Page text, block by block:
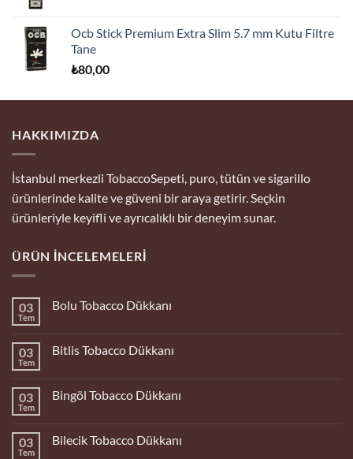
Ocb Stick Premium Extra Slim 5.7 mm Kutu Filtre
Tane
₺80,00
HAKKIMIZDA
İstanbul merkezli TobaccoSepeti, puro, tütün ve sigarillo
ürünlerinde kalite ve güveni bir araya getirir. Seçkin
ürünleriyle keyifli ve ayrıcalıklı bir deneyim sunar.
ÜRÜN İNCELEMELERI
03
Tem
Bolu Tobacco Dükkanı
Tobacco
03
Tem
Bitlis Tobacco Dükkanı
Tobacco
03
Tem
Bingöl Tobacco Dükkanı
Tobacco
03
Tem
Bilecik Tobacco Dükkanı